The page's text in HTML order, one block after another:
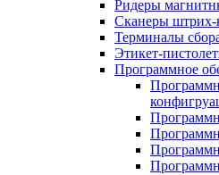
Ридеры
Сканеры штрих-
Терминалы
Этикет-
Программное